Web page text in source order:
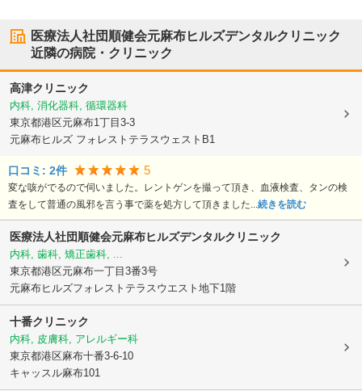
医療法人社団順健会元麻布ヒルズデンタルクリニック
近隣の病院・クリニック
高津クリニック
内科, 消化器科, 循環器科
東京都港区元麻布1丁目3-3
元麻布ヒルズ フォレストテラスウェストB1
口コミ: 2件 5
変な咳がでるので伺いました。レントゲンを撮って頂き、血液検査、タンの検
査をして普通の風邪を言う事で薬を処方して頂きました...続きを読む
医療法人社団順健会元麻布ヒルズデンタルクリニック
内科, 歯科, 矯正歯科, ...
東京都港区元麻布一丁目3番3号
元麻布ヒルズフォレストテラスウエスト地下1階
十番クリニック
内科, 皮膚科, アレルギー科
東京都港区麻布十番3-6-10
キャッスル麻布101